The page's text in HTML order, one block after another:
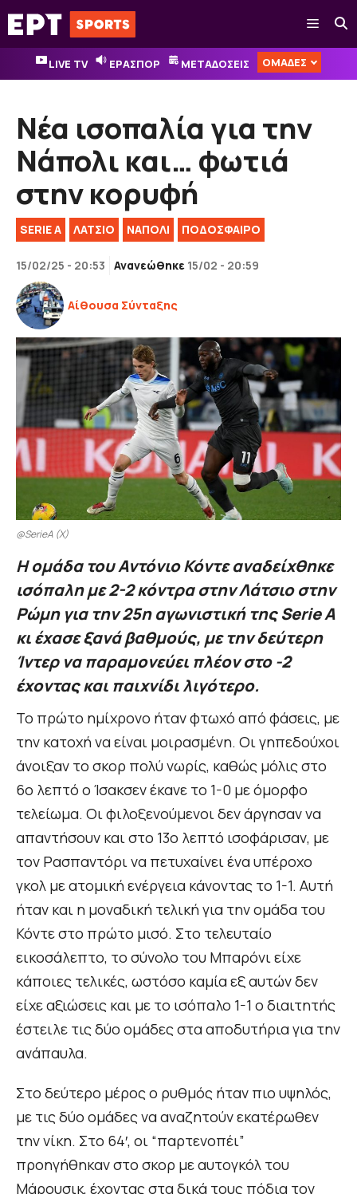
Μετάβαση
σε
περιεχόμενο
Μενού
LIVE TV ΕΡΑΣΠΟΡ ΜΕΤΑΔΟΣΕΙΣ ΟΜΑΔΕΣ
Νέα ισοπαλία για την
Νάπολι και… φωτιά
στην κορυφή
SERIE A ΛΑΤΣΙΟ ΝΑΠΟΛΙ ΠΟΔΟΣΦΑΙΡΟ
15/02/25 - 20:53 Ανανεώθηκε 15/02 - 20:59
Αίθουσα Σύνταξης
@SerieA (X)
Η ομάδα του Αντόνιο Κόντε αναδείχθηκε
ισόπαλη με 2-2 κόντρα στην Λάτσιο στην
Ρώμη για την 25η αγωνιστική της Serie A
κι έχασε ξανά βαθμούς, με την δεύτερη
Ίντερ να παραμονεύει πλέον στο -2
έχοντας και παιχνίδι λιγότερο.
Το πρώτο ημίχρονο ήταν φτωχό από φάσεις, με
την κατοχή να είναι μοιρασμένη. Οι γηπεδούχοι
άνοιξαν το σκορ πολύ νωρίς, καθώς μόλις στο
6ο λεπτό ο Ίσακσεν έκανε το 1-0 με όμορφο
τελείωμα. Οι φιλοξενούμενοι δεν άργησαν να
απαντήσουν και στο 13ο λεπτό ισοφάρισαν, με
τον Ρασπαντόρι να πετυχαίνει ένα υπέροχο
γκολ με ατομική ενέργεια κάνοντας το 1-1. Αυτή
ήταν και η μοναδική τελική για την ομάδα του
Κόντε στο πρώτο μισό. Στο τελευταίο
εικοσάλεπτο, το σύνολο του Μπαρόνι είχε
κάποιες τελικές, ωστόσο καμία εξ αυτών δεν
είχε αξιώσεις και με το ισόπαλο 1-1 ο διαιτητής
έστειλε τις δύο ομάδες στα αποδυτήρια για την
ανάπαυλα.
Στο δεύτερο μέρος ο ρυθμός ήταν πιο υψηλός,
με τις δύο ομάδες να αναζητούν εκατέρωθεν
την νίκη. Στο 64′, οι “παρτενοπέι”
προηγήθηκαν στο σκορ με αυτογκόλ του
Μάρουσικ, έχοντας στα δικά τους πόδια τον